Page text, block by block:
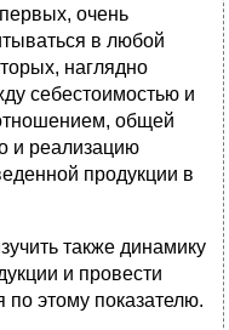
очень
в любой
наглядно
себестоимостью и
общей
и реализацию
продукции в
также динамику
и провести
этому показателю.